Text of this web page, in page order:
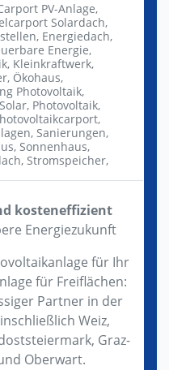
PV-Anlage,
Solardach,
Energiedach,
Energie,
Kleinkraftwerk,
Ökohaus,
Photovoltaik,
Photovoltaik,
Sanierungen,
Sonnenhaus,
Stromspeicher,
kosteneffizient
Energiezukunft
für Ihr
für Freiflächen:
Partner in der
Weiz,
Graz-
Oberwart.